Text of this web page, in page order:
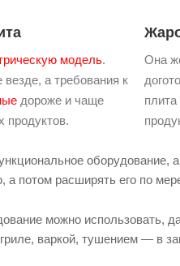
модель.
а требования к
дороже и чаще
продуктов.
Она
оборудование,
потом расширять его по
можно использовать,
варкой, тушением — в